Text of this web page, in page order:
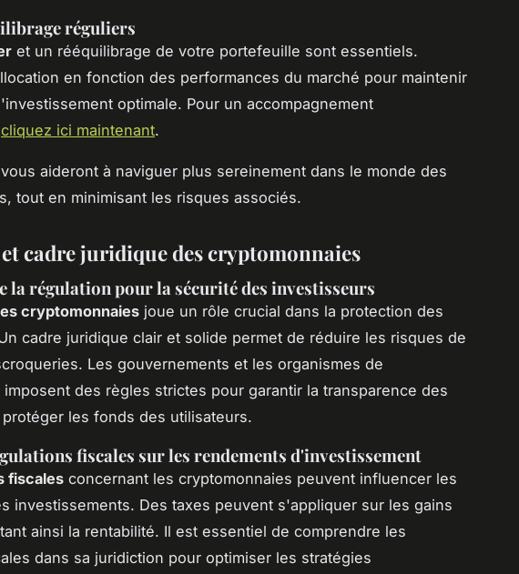
réguliers
et un rééquilibrage de votre portefeuille sont essentiels.
en fonction des performances du marché pour maintenir
optimale. Pour un accompagnement
cliquez ici maintenant.
aideront à naviguer plus sereinement dans le monde des
tout en minimisant les risques associés.
cadre juridique des cryptomonnaies
la régulation pour la sécurité des investisseurs
cryptomonnaies joue un rôle crucial dans la protection des
cadre juridique clair et solide permet de réduire les risques de
Les gouvernements et les organismes de
des règles strictes pour garantir la transparence des
les fonds des utilisateurs.
fiscales sur les rendements d'investissement
fiscales concernant les cryptomonnaies peuvent influencer les
investissements. Des taxes peuvent s'appliquer sur les gains
ainsi la rentabilité. Il est essentiel de comprendre les
dans sa juridiction pour optimiser les stratégies